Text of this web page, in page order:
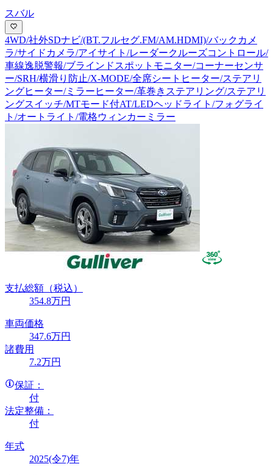
スバル
4WD/社外SDナビ/(BT.フルセグ.FM/AM.HDMI)/バックカメ
ラ/サイドカメラ/アイサイト/レーダークルーズコントロール/
車線逸脱警報/ブラインドスポットモニター/コーナーセンサ
ー/SRH/横滑り防止/X-MODE/全席シートヒーター/ステアリ
ングヒーター/ミラーヒーター/革巻きステアリング/ステアリ
ングスイッチ/MTモード付AT/LEDヘッドライト/フォグライ
ト/オートライト/電格ウィンカーミラー
支払総額 （税込）
354.8万円
車両価格
347.6万円
諸費用
7.2万円
保証：
付
法定整備：
付
年式
2025(令7)年